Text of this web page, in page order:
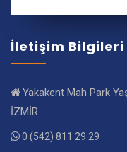
İletişim Bilgileri
Yakakent Mah Park
İZMİR
0 (542) 811 29 29